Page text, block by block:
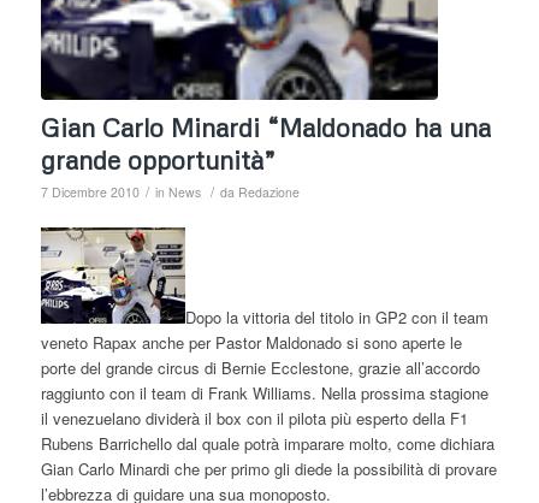
Gian Carlo Minardi “Maldonado ha una
grande opportunità”
7 Dicembre 2010 / in News / da Redazione
Dopo la vittoria del titolo in GP2 con il team
veneto Rapax anche per Pastor Maldonado si sono aperte le
porte del grande circus di Bernie Ecclestone, grazie all’accordo
raggiunto con il team di Frank Williams. Nella prossima stagione
il venezuelano dividerà il box con il pilota più esperto della F1
Rubens Barrichello dal quale potrà imparare molto, come dichiara
Gian Carlo Minardi che per primo gli diede la possibilità di provare
l’ebbrezza di guidare una sua monoposto.